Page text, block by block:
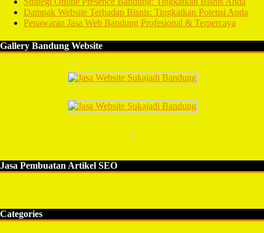
Dampak Website Terhadap Bisnis: Tingkatkan Potensi Anda
Penawaran Jasa Web Bandung Profesional & Terpercaya
Gallery Bandung Website
Jasa Pembuatan Artikel SEO
Categories